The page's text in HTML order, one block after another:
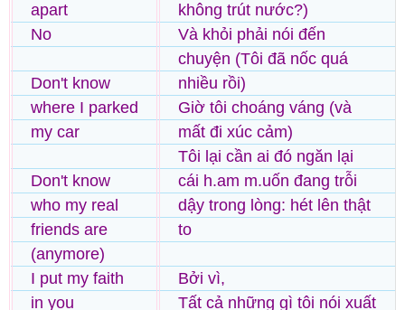
apart
No
Don't know
where I parked
my car
Don't know
who my real
friends are
(anymore)
I put my faith
in you
không trút nước?)
Và khỏi phải nói đến
chuyện (Tôi đã nốc quá
nhiều rồi)
Giờ tôi choáng váng (và
mất đi xúc cảm)
Tôi lại cần ai đó ngăn lại
cái h.am m.uốn đang trỗi
dậy trong lòng: hét lên thật
to
Bởi vì,
Tất cả những gì tôi nói xuất